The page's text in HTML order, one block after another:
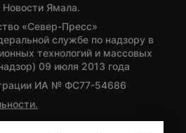
Ямала.
«Север-Пресс»
службе по надзору в
технологий и массовых
09 июля 2013 года
ИА № ФС77-54686